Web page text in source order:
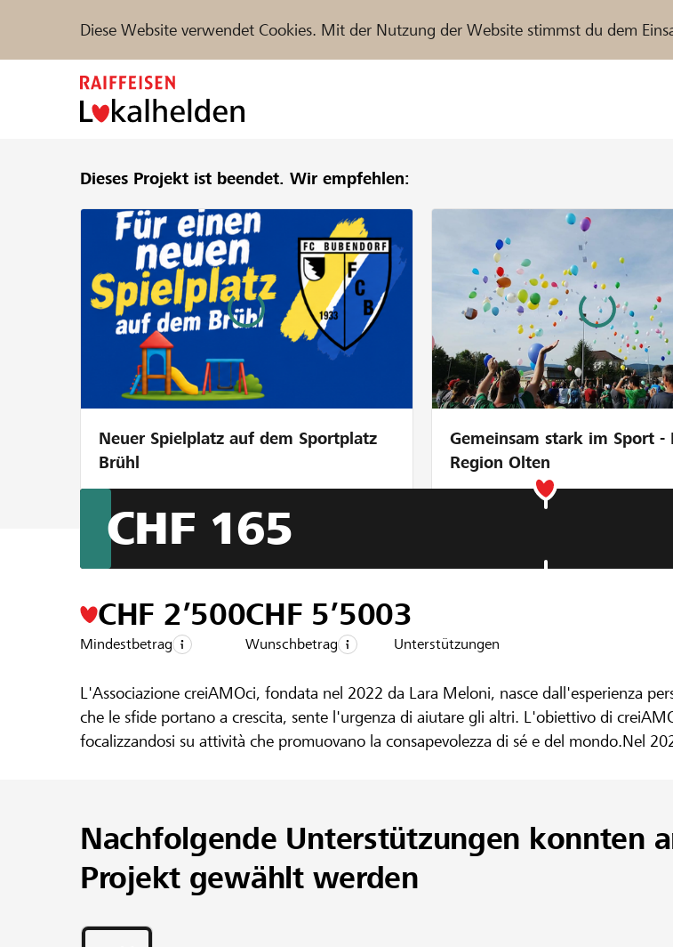
Diese Website verwendet Cookies. Mit der Nutzung der Website stimmst du dem
Unterstützen Hilfe & Support Partner / Raiffeisenbank
Projekte und Organisationen finden
FR IT
Dieses Projekt ist beendet. Wir empfehlen:
Neuer Spielplatz auf dem Sportplatz
Brühl
Gemeinsam stark im Sport -
Region Olten
creiAMOci
Ein Projekt aus der Region derBanca Raiffeisen Bellinzonese e Visagno
L'Associazione creiAMOci, fondata nel 2022 da Lara Meloni, nasce dall'esperienza
che le sfide portano a crescita, sente l'urgenza di aiutare gli altri. L'obiettivo di
focalizzandosi su attività che promuovano la consapevolezza di sé e del mondo.Nel
consapevolezza e supporto.
CHF 165
CHF 2’500
Mindestbetrag
CHF 5’500
Wunschbetrag
3
Unterstützungen
Nachfolgende Unterstützungen konnten
Projekt gewählt werden